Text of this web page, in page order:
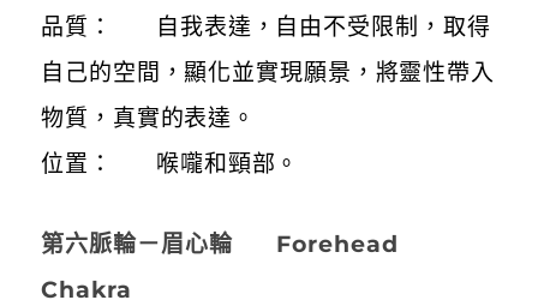
品質： 自我表達，自由不受限制，取得
自己的空間，顯化並實現願景，將靈性帶入
物質，真實的表達。
位置： 喉嚨和頸部。
第六脈輪－眉心輪 Forehead
Chakra